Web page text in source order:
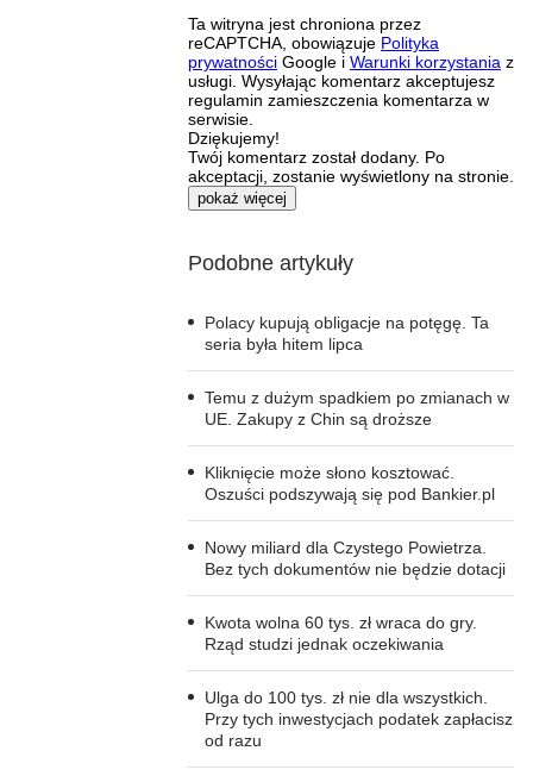
Ta witryna jest chroniona przez
reCAPTCHA, obowiązuje Polityka
prywatności Google i Warunki korzystania z
usługi. Wysyłając komentarz akceptujesz
regulamin zamieszczenia komentarza w
serwisie.
Dziękujemy!
Twój komentarz został dodany. Po
akceptacji, zostanie wyświetlony na stronie.
pokaż więcej
Podobne artykuły
Polacy kupują obligacje na potęgę. Ta
seria była hitem lipca
Temu z dużym spadkiem po zmianach w
UE. Zakupy z Chin są droższe
Kliknięcie może słono kosztować.
Oszuści podszywają się pod Bankier.pl
Nowy miliard dla Czystego Powietrza.
Bez tych dokumentów nie będzie dotacji
Kwota wolna 60 tys. zł wraca do gry.
Rząd studzi jednak oczekiwania
Ulga do 100 tys. zł nie dla wszystkich.
Przy tych inwestycjach podatek zapłacisz
od razu